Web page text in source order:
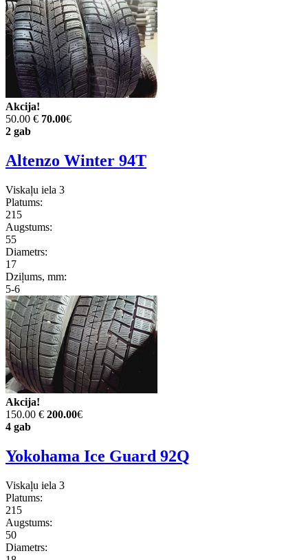
Akcija!
50.00 € 70.00€
2 gab
Altenzo Winter 94T
Viskaļu iela 3
Platums:
215
Augstums:
55
Diametrs:
17
Dziļums, mm:
5-6
Akcija!
150.00 € 200.00€
4 gab
Yokohama Ice Guard 92Q
Viskaļu iela 3
Platums:
215
Augstums:
50
Diametrs: